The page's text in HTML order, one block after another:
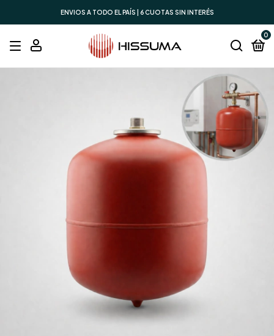
ENVIOS A TODO EL PAÍS | 6 CUOTAS SIN INTERÉS
0